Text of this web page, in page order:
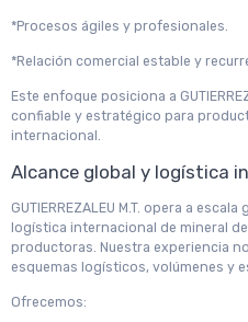
*Procesos ágiles y profesionales.
*Relación comercial estable y
Este enfoque posiciona a
confiable y estratégico para
internacional.
Alcance global y logística
GUTIERREZALEU M.T. opera a
logística internacional de mineral
productoras. Nuestra experiencia
esquemas logísticos, volúmenes y
Ofrecemos: